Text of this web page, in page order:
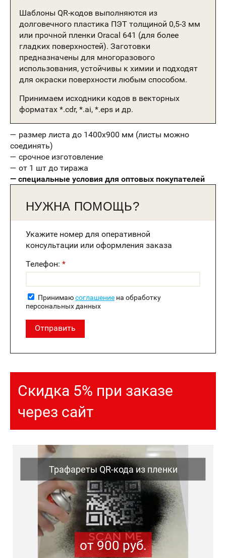
Шаблоны QR-кодов выполняются из
долговечного пластика ПЭТ толщиной 0,5-3 мм
или прочной пленки Oracal 641 (для более
гладких поверхностей). Заготовки
предназначены для многоразового
использования, устойчивы к химии и подходят
для окраски поверхности любым способом.
Принимаем исходники кодов в векторных
форматах *.cdr, *.ai, *.eps и др.
— размер листа до 1400х900 мм (листы можно
соединять)
— срочное изготовление
— от 1 шт до тиража
— специальные условия для оптовых покупателей
НУЖНА ПОМОЩЬ?
Укажите номер для оперативной
консультации или оформления заказа
Телефон:
Принимаюсоглашение на обработку
персональных данных
Отправить
Скидка 5% при заказе
через сайт
Трафареты QR-кода из пленки
от 900 руб.